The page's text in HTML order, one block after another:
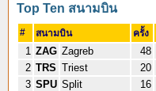
Top Ten สนามบิน
# สนามบิน ครั้ง
1 ZAG Zagreb 48
2 TRS Triest 20
3 SPU Split 16